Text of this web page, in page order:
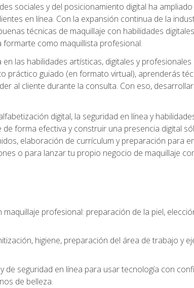
sociales y del posicionamiento digital ha
en línea. Con la expansión continua de la
técnicas de maquillaje con habilidades
como maquillista profesional.
las habilidades artísticas, digitales y
práctico guiado (en formato virtual), aprenderás
al cliente durante la consulta. Con eso,
digital, la seguridad en línea y
forma efectiva y construir una presencia digital
elaboración de currículum y preparación para
o para lanzar tu propio negocio de maquillaje
profesional: preparación de la piel,
higiene, preparación del área de trabajo y
de seguridad en línea para usar tecnología con
de belleza.